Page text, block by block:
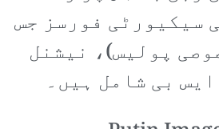
سیکیورٹی فورسز جس
پولیس)، نیشنل
بی شامل ہیں۔